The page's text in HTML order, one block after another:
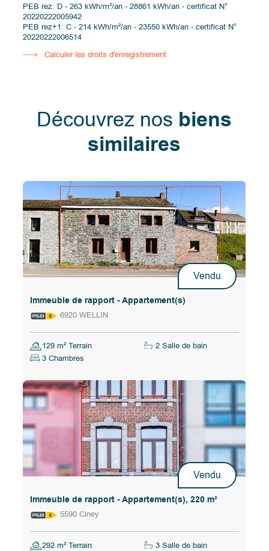
PEB rez: D - 263 kWh/m²/an - 28861 kWh/an - certificat N°
20220222005942
PEB rez+1: C - 214 kWh/m²/an - 23550 kWh/an - certificat N°
20220222006514
Calculer les droits d'enregistrement
Découvrez nos biens
similaires
Vendu
Immeuble de rapport - Appartement(s)
6920 WELLIN
129 m² Terrain
2 Salle de bain
3 Chambres
Vendu
Immeuble de rapport - Appartement(s), 220 m²
5590 Ciney
292 m² Terrain
3 Salle de bain